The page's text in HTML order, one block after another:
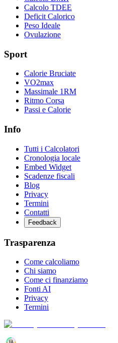
Calcolo TDEE
Deficit Calorico
Peso Ideale
Ovulazione
Sport
Calorie Bruciate
VO2max
Massimale 1RM
Ritmo Corsa
Passi e Calorie
Info
Tutti i Calcolatori
Cronologia locale
Embed Widget
Scadenze fiscali
Blog
Privacy
Termini
Contatti
Feedback
Trasparenza
Come calcoliamo
Chi siamo
Come ci finanziamo
Fonti AI
Privacy
Termini